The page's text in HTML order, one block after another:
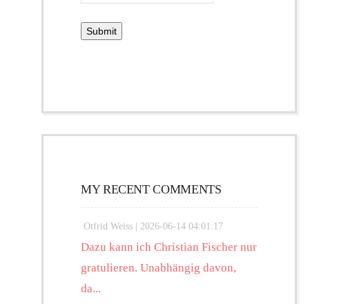
MY RECENT COMMENTS
Otfrid Weiss | 2026-06-14 04:01:17
Dazu kann ich Christian Fischer nur
gratulieren. Unabhängig davon,
da...